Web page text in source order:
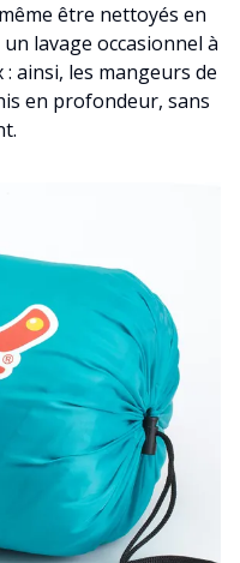
être nettoyés en
lavage occasionnel à
ainsi, les mangeurs de
en profondeur, sans